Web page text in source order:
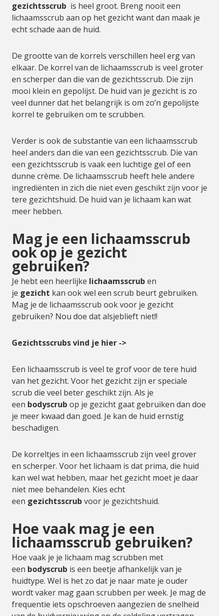
gezichtsscrub is heel groot. Breng nooit een
lichaamsscrub aan op het gezicht want dan maak je
echt schade aan de huid.
De grootte van de korrels verschillen heel erg van
elkaar. De korrel van de lichaamsscrub is veel groter
en scherper dan die van de gezichtsscrub. Die zijn
mooi klein en gepolijst. De huid van je gezicht is zo
veel dunner dat het belangrijk is om zo’n gepolijste
korrel te gebruiken om te scrubben.
Verder is ook de substantie van een lichaamsscrub
heel anders dan die van een gezichtsscrub. Die van
een gezichtsscrub is vaak een luchtige gel of een
dunne crème. De lichaamsscrub heeft hele andere
ingrediënten in zich die niet even geschikt zijn voor je
tere gezichtshuid. De huid van je lichaam kan wat
meer hebben.
Mag je een lichaamsscrub
ook op je gezicht
gebruiken?
Je hebt een heerlijke lichaamsscrub en
je gezicht kan ook wel een scrub beurt gebruiken.
Mag je de lichaamsscrub ook voor je gezicht
gebruiken? Nou doe dat alsjeblieft niet!!
Gezichtsscrubs vind je hier ->
Een lichaamsscrub is veel te grof voor de tere huid
van het gezicht. Voor het gezicht zijn er speciale
scrub die veel beter geschikt zijn. Als je
een bodyscrub op je gezicht gaat gebruiken dan doe
je meer kwaad dan goed. Je kan de huid ernstig
beschadigen.
De korreltjes in een lichaamsscrub zijn veel grover
en scherper. Voor het lichaam is dat prima, die huid
kan wel wat hebben, maar het gezicht moet je daar
niet mee behandelen. Kies echt
een gezichtsscrub voor je gezichtshuid.
Hoe vaak mag je een
lichaamsscrub gebruiken?
Hoe vaak je je lichaam mag scrubben met
een bodyscrub is een beetje afhankelijk van je
huidtype. Wel is het zo dat je naar mate je ouder
wordt vaker mag gaan scrubben per week. Je mag de
frequentie iets opschroeven aangezien de snelheid